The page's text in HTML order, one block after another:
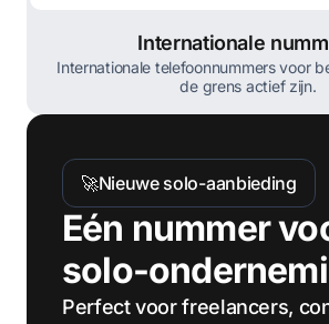
Internationale
Internationale telefoonnummers voor
de grens actief zijn.
🚀Nieuwe solo-aanbieding
Eén nummer
solo-
Perfect voor freelancers,